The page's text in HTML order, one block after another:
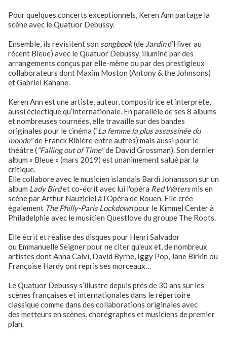
Pour quelques concerts exceptionnels, Keren Ann partage la
scène avec le Quatuor Debussy.
Ensemble, ils revisitent son songbook(de Jardind’Hiver au
récent Bleue) avec le Quatuor Debussy, illuminé par des
arrangements conçus par elle-même ou par des prestigieux
collaborateurs dont Maxim Moston (Antony & the Johnsons)
et Gabriel Kahane.
Keren Ann est une artiste, auteur, compositrice et interprète,
aussi éclectique qu’internationale. En parallèle de ses 8 albums
et nombreuses tournées, elle travaille sur des bandes
originales pour le cinéma ("La femme la plus assassinée du
monde"de Franck Ribière entre autres) mais aussi pour le
théâtre ("Falling out of Time"de David Grossman). Son dernier
album « Bleue » (mars 2019) est unanimement salué par la
critique.
Elle collabore avec le musicien islandais Bardi Johansson sur un
album Lady Birdet co-écrit avec lui l'opéra Red Watersmis en
scène par Arthur Nauziciel à l’Opéra de Rouen. Elle crée
également The Philly-Paris Lockdownpour le Kimmel Center à
Philadelphie avec le musicien Questlove du groupe The Roots.
Elle écrit et réalise des disques pour Henri Salvador
ou Emmanuelle Seigner pour ne citer qu'eux et, de nombreux
artistes dont Anna Calvi, David Byrne, Iggy Pop, Jane Birkin ou
Françoise Hardy ont repris ses morceaux…
Le Quatuor Debussy s’illustre depuis près de 30 ans sur les
scènes françaises et internationales dans le répertoire
classique comme dans des collaborations originales avec
des metteurs en scènes, chorégraphes et musiciens de premier
plan.